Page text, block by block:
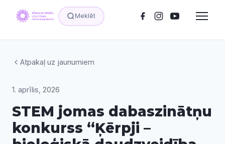
Meklēt
Atpakaļ uz jaunumiem
1. aprīlis, 2026
STEM jomas dabaszinātņu
konkurss “Ķērpji –